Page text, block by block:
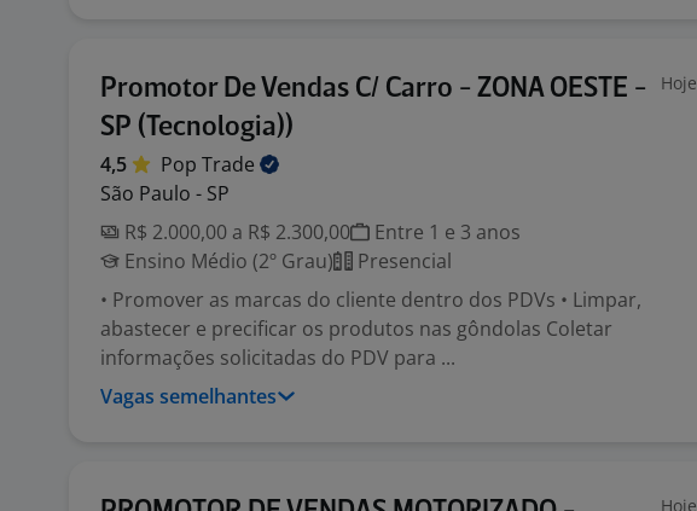
Promotor De Vendas C/ Carro - ZONA OESTE -
SP (Tecnologia))
Hoje
4,5 Pop Trade
São Paulo - SP
R$ 2.000,00 a R$ 2.300,00
Entre 1 e 3 anos
Ensino Médio (2º Grau)
Presencial
• Promover as marcas do cliente dentro dos PDVs • Limpar,
abastecer e precificar os produtos nas gôndolas Coletar
informações solicitadas do PDV para ...
Vagas semelhantes
Hoje